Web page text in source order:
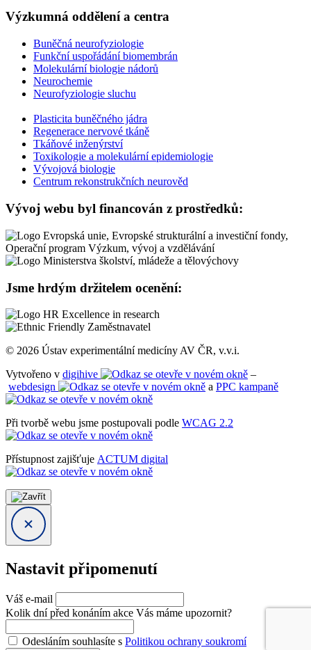
Výzkumná oddělení a centra
Buněčná neurofyziologie
Funkční uspořádání biomembrán
Molekulární biologie nádorů
Neurochemie
Neurofyziologie sluchu
Plasticita buněčného jádra
Regenerace nervové tkáně
Tkáňové inženýrství
Toxikologie a molekulární epidemiologie
Vývojová biologie
Centrum rekonstrukčních neurověd
Vývoj webu byl financován z prostředků:
Jsme hrdým držitelem ocenění:
© 2026 Ústav experimentální medicíny AV ČR, v.v.i.
Vytvořeno v digihive
–
webdesign
a PPC kampaně
Při tvorbě webu jsme postupovali podle WCAG 2.2
Přístupnost zajišťuje ACTUM digital
Nastavit připomenutí
Váš e-mail
Kolik dní před konáním akce Vás máme upozornit?
Odesláním souhlasíte s Politikou ochrany soukromí